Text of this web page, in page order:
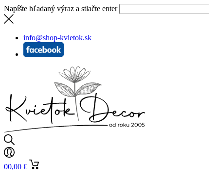
Napíšte hľadaný výraz a stlačte enter
info@shop-kvietok.sk
00,00 €